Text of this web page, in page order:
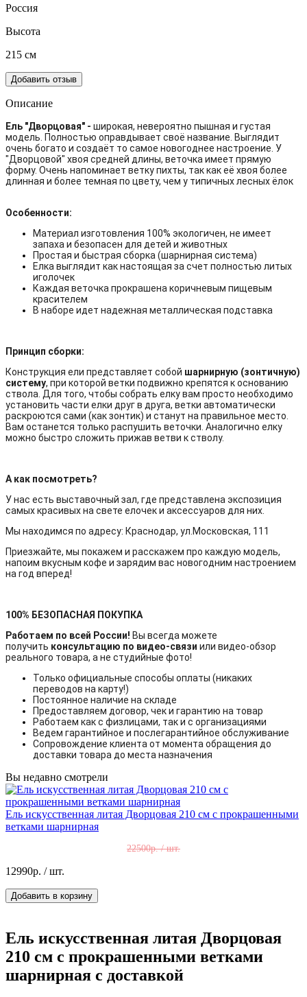
Россия
Высота
215 см
Добавить отзыв
Описание
Ель "Дворцовая" - широкая, невероятно пышная и густая
модель. Полностью оправдывает своё название. Выглядит
очень богато и создаёт то самое новогоднее настроение. У
"Дворцовой" хвоя средней длины, веточка имеет прямую
форму. Очень напоминает ветку пихты, так как её хвоя более
длинная и более темная по цвету, чем у типичных лесных ёлок
Особенности:
Материал изготовления 100% экологичен, не имеет
запаха и безопасен для детей и животных
Простая и быстрая сборка (шарнирная система)
Елка выглядит как настоящая за счет полностью литых
иголочек
Каждая веточка прокрашена коричневым пищевым
красителем
В наборе идет надежная металлическая подставка
Принцип сборки:
Конструкция ели представляет собой шарнирную (зонтичную)
систему, при которой ветки подвижно крепятся к основанию
ствола. Для того, чтобы собрать елку вам просто необходимо
установить части елки друг в друга, ветки автоматически
раскроются сами (как зонтик) и станут на правильное место.
Вам останется только распушить веточки. Аналогично елку
можно быстро сложить прижав ветви к стволу.
А как посмотреть?
У нас есть выставочный зал, где представлена экспозиция
самых красивых на свете елочек и аксессуаров для них.
Мы находимся по адресу: Краснодар, ул.Московская, 111
Приезжайте, мы покажем и расскажем про каждую модель,
напоим вкусным кофе и зарядим вас новогодним настроением
на год вперед!
100% БЕЗОПАСНАЯ ПОКУПКА
Работаем по всей России! Вы всегда можете
получить консультацию по видео-связи или видео-обзор
реального товара, а не студийные фото!
Только официальные способы оплаты (никаких
переводов на карту!)
Постоянное наличие на складе
Предоставляем договор, чек и гарантию на товар
Работаем как с физлицами, так и с организациями
Ведем гарантийное и послегарантийное обслуживание
Сопровождение клиента от момента обращения до
доставки товара до места назначения
Вы недавно смотрели
Ель искусственная литая Дворцовая 210 см с прокрашенными
ветками шарнирная
22500р. / шт.
12990р. / шт.
Добавить в корзину
Ель искусственная литая Дворцовая
210 см с прокрашенными ветками
шарнирная с доставкой